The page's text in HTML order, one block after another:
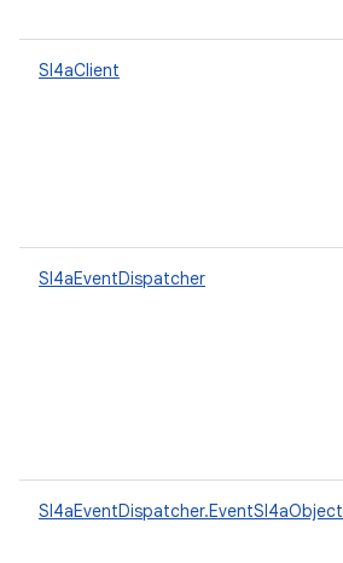
Sl4aClient
Sl4aEventDispatcher
Sl4aEventDispatcher.EventSl4aObject